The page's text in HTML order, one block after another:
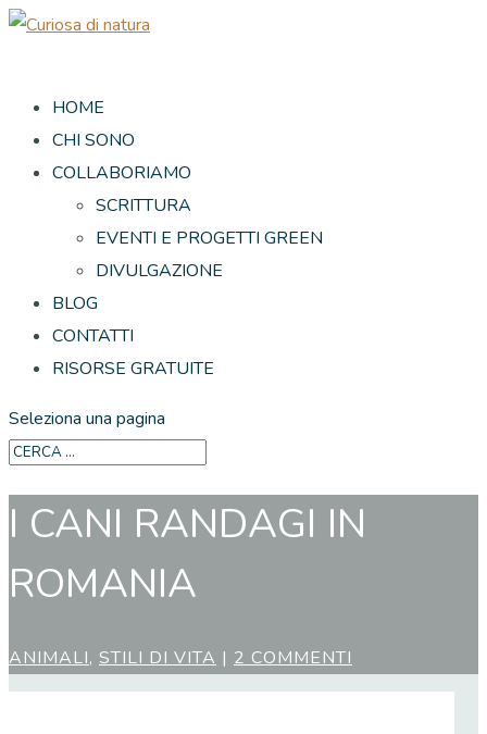
HOME
CHI SONO
COLLABORIAMO
SCRITTURA
EVENTI E PROGETTI GREEN
DIVULGAZIONE
BLOG
CONTATTI
RISORSE GRATUITE
Seleziona una pagina
I CANI RANDAGI IN
ROMANIA
ANIMALI, STILI DI VITA | 2 COMMENTI